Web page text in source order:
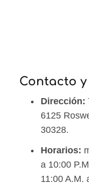
Contacto
Dirección:
6125
30328.
Horarios:
a 10:00
11:00 A.M.